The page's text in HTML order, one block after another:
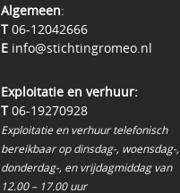
Algemeen:
T06-12042666
E info@stichtingromeo.nl
Exploitatie en verhuur:
T 06-19270928
Exploitatie en verhuur telefonisch
bereikbaar op dinsdag-, woensdag-,
donderdag-, en vrijdagmiddag van
12.00 – 17.00 uur